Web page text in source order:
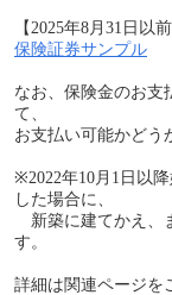
【2025年8月31日以
保険証券サンプル
なお、保険金のお支
て、
お支払い可能かどう
※2022年10月1日以
した場合に、
新築に建てかえ、
す。
詳細は関連ページを